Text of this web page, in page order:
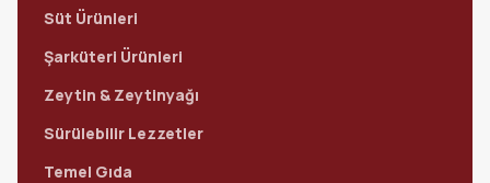
Süt Ürünleri
Şarküteri Ürünleri
Zeytin & Zeytinyağı
Sürülebilir Lezzetler
Temel Gıda